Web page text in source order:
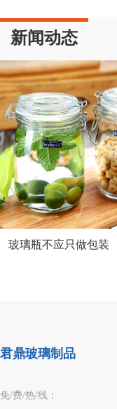
新闻动态
玻璃瓶不应只做包装
君鼎玻璃制品
免/费/热/线：